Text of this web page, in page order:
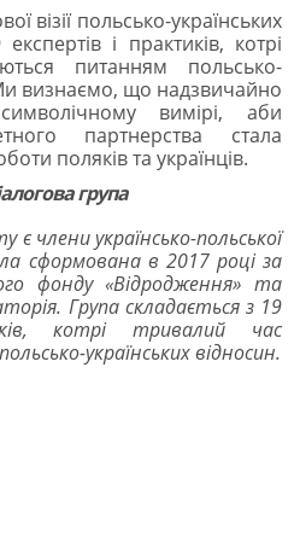
візії польсько-українських
і практиків, котрі
питанням польсько-
визнаємо, що надзвичайно
вимірі, аби
партнерства стала
поляків та українців.
група
члени українсько-польської
сформована в 2017 році за
фонду «Відродження» та
Група складається з 19
котрі тривалий час
українських відносин.